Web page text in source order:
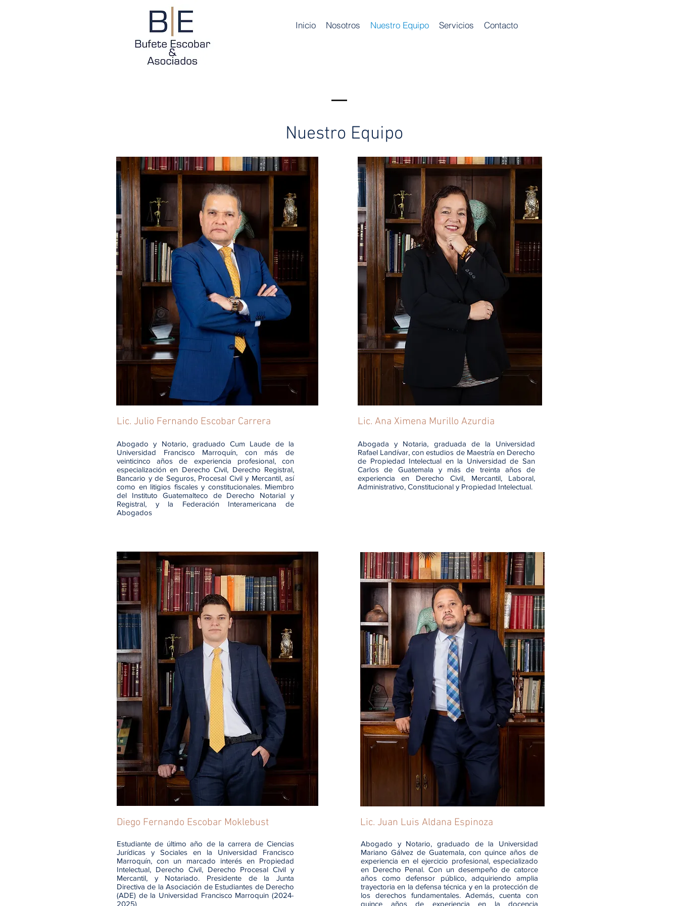
Inicio Nosotros Nuestro Equipo Servicios Contacto
Nuestro Equipo
Lic. Julio Fernando Escobar Carrera
Abogado y Notario, graduado Cum Laude de la
Universidad Francisco Marroquín, con más de
veinticinco años de experiencia profesional, con
especialización en Derecho Civil, Derecho Registral,
Bancario y de Seguros, Procesal Civil y Mercantil, así
como en litigios fiscales y constitucionales. Miembro
del Instituto Guatemalteco de Derecho Notarial y
Registral, y la Federación Interamericana de
Abogados
Diego Fernando Escobar Moklebust
Estudiante de último año de la carrera de Ciencias
Jurídicas y Sociales en la Universidad Francisco
Marroquín, con un marcado interés en Propiedad
Intelectual, Derecho Civil, Derecho Procesal Civil y
Mercantil, y Notariado. Presidente de la Junta
Directiva de la Asociación de Estudiantes de Derecho
(ADE) de la Universidad Francisco Marroquin (2024-
2025)
Lic. Ana Ximena Murillo Azurdia
Abogada y Notaria, graduada de la Universidad
Rafael Landívar, con estudios de Maestría en Derecho
de Propiedad Intelectual en la Universidad de San
Carlos de Guatemala y más de treinta años de
experiencia en Derecho Civil, Mercantil, Laboral,
Administrativo, Constitucional y Propiedad Intelectual.
Lic. Juan Luis Aldana Espinoza
Abogado y Notario, graduado de la Universidad
Mariano Gálvez de Guatemala, con quince años de
experiencia en el ejercicio profesional, especializado
en Derecho Penal. Con un desempeño de catorce
años como defensor público, adquiriendo amplia
trayectoria en la defensa técnica y en la protección de
los derechos fundamentales. Además, cuenta con
quince años de experiencia en la docencia